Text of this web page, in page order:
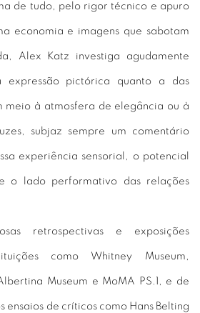
de tudo, pelo rigor técnico e apuro
economia e imagens que sabotam
Alex Katz investiga agudamente
pictórica quanto a das
meio à atmosfera de elegância ou à
subjaz sempre um comentário
experiência sensorial, o potencial
o lado performativo das relações
retrospectivas e exposições
como Whitney Museum,
Museum e MoMA PS.1, e de
ensaios de críticos como Hans Belting